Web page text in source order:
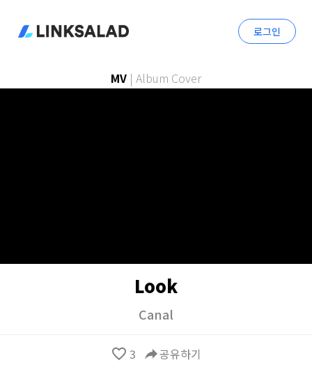
로그인
MV | Album Cover
Look
Canal
favorite_border 3 reply공유하기